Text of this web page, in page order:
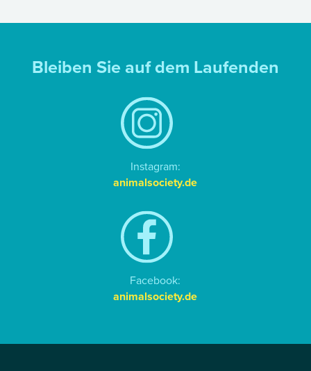
Bleiben Sie auf dem Laufenden
Instagram:
animalsociety.de
Facebook:
animalsociety.de